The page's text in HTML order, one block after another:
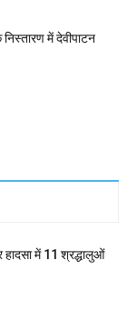
में देवीपाटन
में 11 श्रद्धालुओं